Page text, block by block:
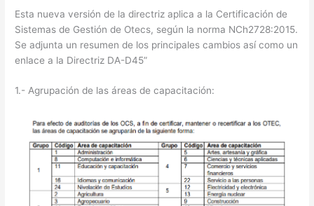
Esta nueva versión de la directriz aplica a la Certificación de
Sistemas de Gestión de Otecs, según la norma NCh2728:2015.
Se adjunta un resumen de los principales cambios así como un
enlace a la Directriz DA-D45”
1.- Agrupación de las áreas de capacitación: